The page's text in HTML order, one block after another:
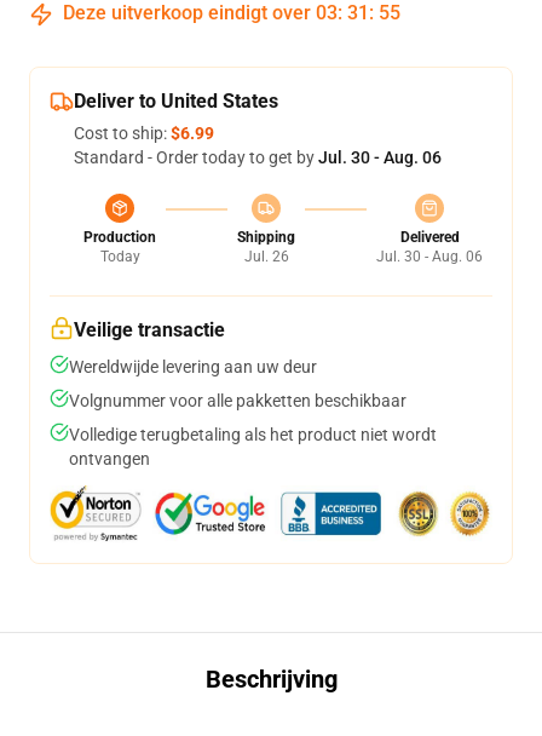
Deze uitverkoop eindigt over 03: 31 : 54
Deliver to United States
Cost to ship:$6.99
Standard - Order today to get byJul. 30 - Aug. 06
Production
Today
Shipping
Jul. 26
Delivered
Jul. 30 - Aug. 06
Veilige transactie
Wereldwijde levering aan uw deur
Volgnummer voor alle pakketten beschikbaar
Volledige terugbetaling als het product niet wordt
ontvangen
Beschrijving